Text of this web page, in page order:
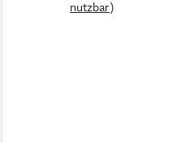
nutzbar)